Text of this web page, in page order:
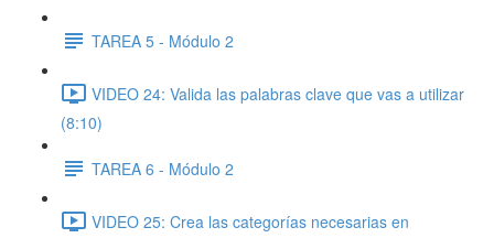
TAREA 5 - Módulo 2
VIDEO 24: Valida las palabras clave que vas a utilizar
(8:10)
TAREA 6 - Módulo 2
VIDEO 25: Crea las categorías necesarias en